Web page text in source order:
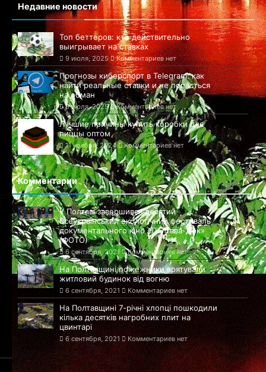
Недавние новости
Топ беттеров: кто действительно
выигрывает на ставках
9 июля, 2025 Комментариев нет
Прогнозы киберспорт в Telegram: как
найти реальные ставки и не попасться
на обман
9 июля, 2025 Комментариев нет
Лучшие причины купить коробки для
пиццы оптом
11 ноября, 2024 Комментариев нет
Комментарии
У Полтаві завершився десятий
Всеукраїнський екологічний фестиваль
документального кіно «Полтава-Док»
(ФОТО)
6 сентября, 2021 Комментариев нет
На Полтавщині пожежники врятували
житловий будинок від вогню
6 сентября, 2021 Комментариев нет
На Полтавщині 7-річні хлопці пошкодили
кілька десятків нагробних плит на
цвинтарі
6 сентября, 2021 Комментариев нет